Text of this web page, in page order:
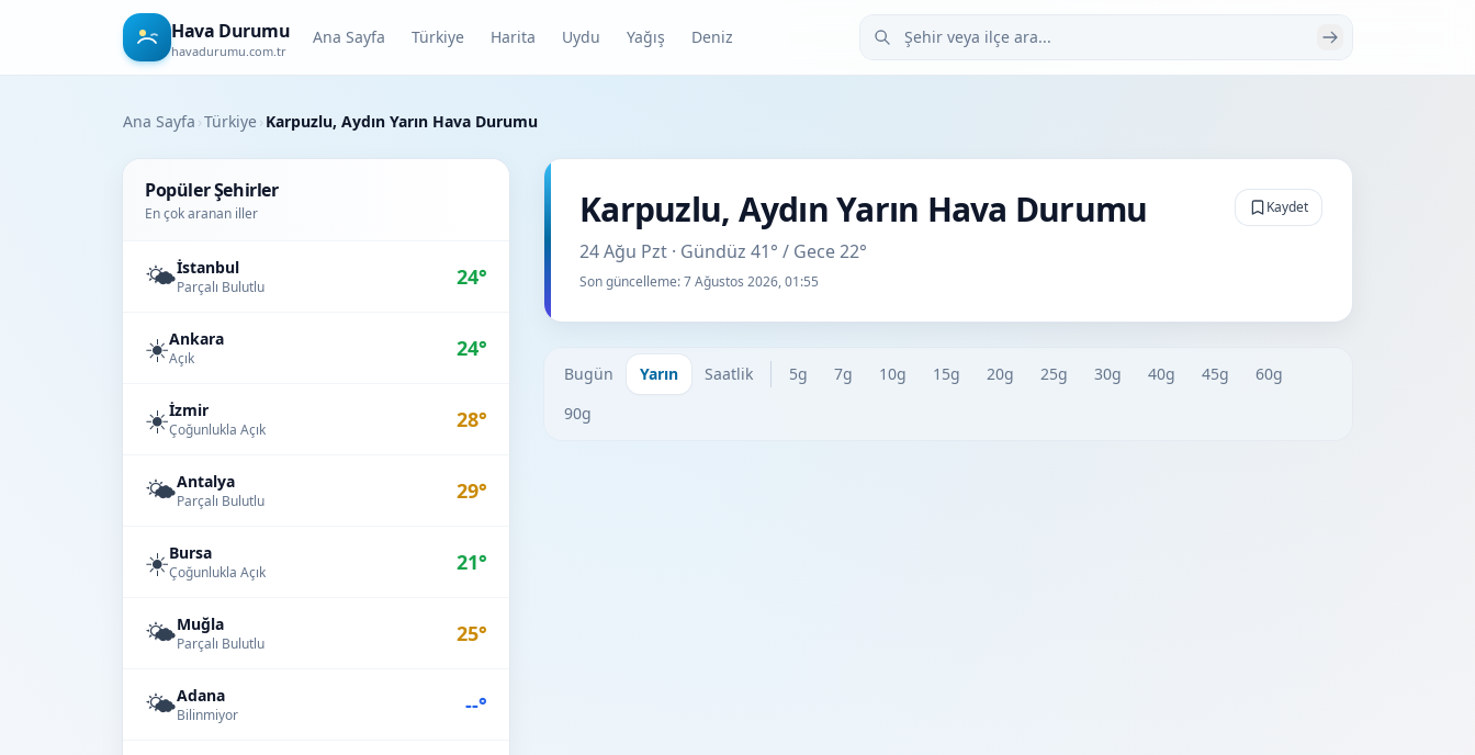
Hava Durumu
havadurumu.com.tr
Ana Sayfa Türkiye Harita Uydu Yağış Deniz Şehir veya ilçe ara
Ana Sayfa ›Türkiye› Karpuzlu, Aydın Yarın Hava Durumu
Popüler Şehirler
En çok aranan iller
🌤️İstanbul
Parçalı Bulutlu 24°
☀️Ankara
Açık 24°
☀️İzmir
Çoğunlukla Açık 28°
🌤️Antalya
Parçalı Bulutlu 29°
☀️Bursa
Çoğunlukla Açık 21°
🌤️Muğla
Parçalı Bulutlu 25°
🌤️Adana
Bilinmiyor --°
Karpuzlu, Aydın Yarın Hava Durumu
24 Ağu Pzt · Gündüz 41° / Gece 22°
Son güncelleme:7 Ağustos 2026, 01:55
Kaydet
Bugün Yarın Saatlik 5g 7g 10g 15g 20g 25g 30g 40g 45g
60g
90g